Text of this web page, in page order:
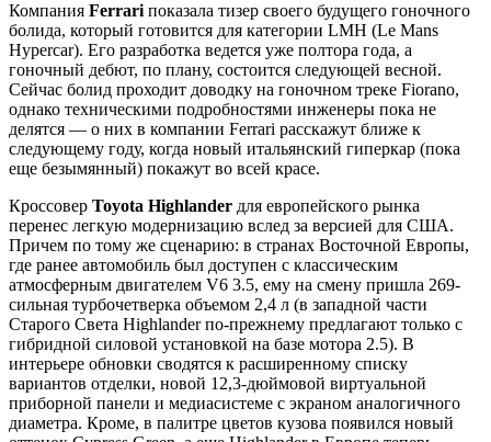
Компания Ferrari показала тизер своего будущего гоночного
болида, который готовится для категории LMH (Le Mans
Hypercar). Его разработка ведется уже полтора года, а
гоночный дебют, по плану, состоится следующей весной.
Сейчас болид проходит доводку на гоночном треке Fiorano,
однако техническими подробностями инженеры пока не
делятся — о них в компании Ferrari расскажут ближе к
следующему году, когда новый итальянский гиперкар (пока
еще безымянный) покажут во всей красе.
Кроссовер Toyota Highlander для европейского рынка
перенес легкую модернизацию вслед за версией для США.
Причем по тому же сценарию: в странах Восточной Европы,
где ранее автомобиль был доступен с классическим
атмосферным двигателем V6 3.5, ему на смену пришла 269-
сильная турбочетверка объемом 2,4 л (в западной части
Старого Света Highlander по-прежнему предлагают только с
гибридной силовой установкой на базе мотора 2.5). В
интерьере обновки сводятся к расширенному списку
вариантов отделки, новой 12,3-дюймовой виртуальной
приборной панели и медиасистеме с экраном аналогичного
диаметра. Кроме, в палитре цветов кузова появился новый